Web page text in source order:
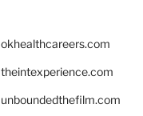
okhealthcareers.com
theintexperience.com
unboundedthefilm.com